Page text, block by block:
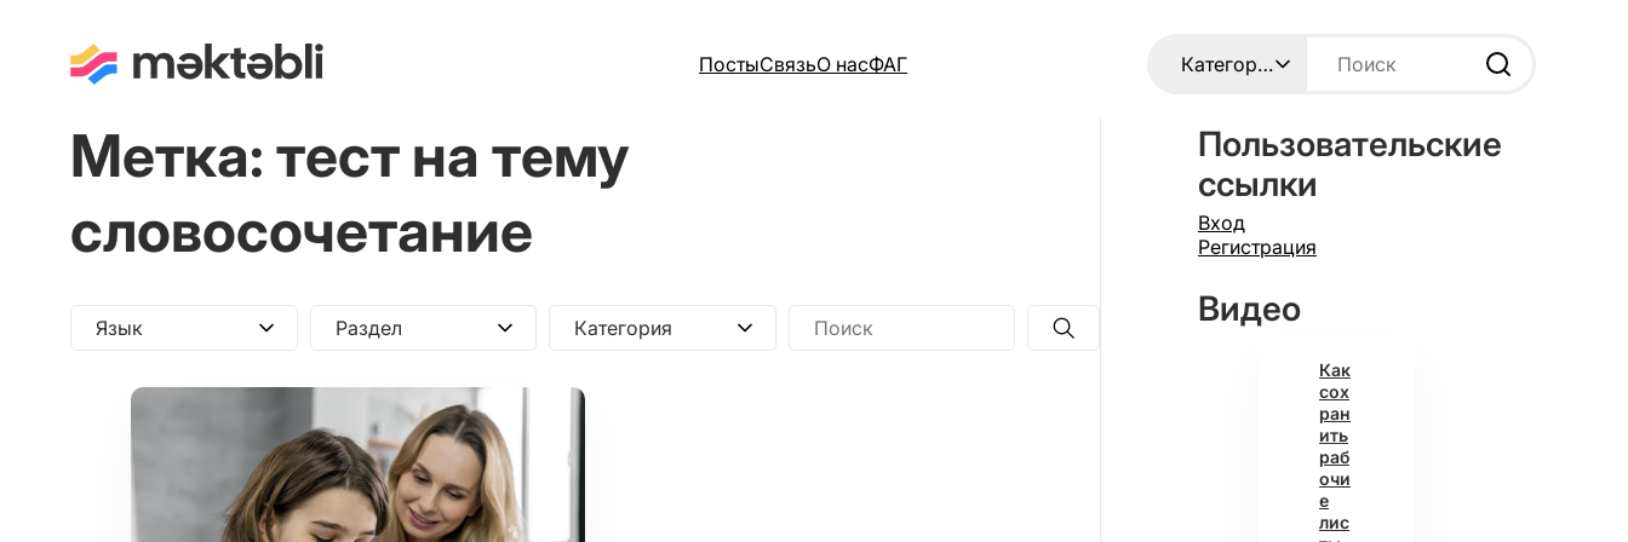
ПостыСвязьО насФАГ
Метка: тест на тему
словосочетание
Пользовательские
ссылки
Вход
Регистрация
Видео
Как
сох
ран
ить
раб
очи
е
лис